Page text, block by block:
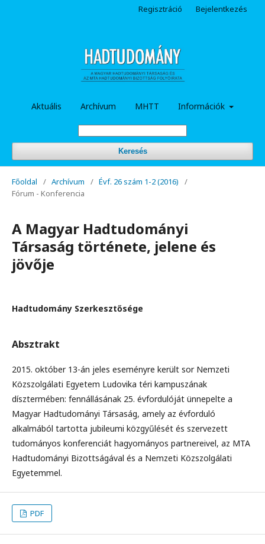
Aktuális Archívum MHTT Információk
Keresés
Regisztráció Bejelentkezés
Főoldal / Archívum / Évf. 26 szám 1-2 (2016)
/
Fórum - Konferencia
A Magyar Hadtudományi
Társaság története, jelene és
jövője
Hadtudomány Szerkesztősége
Absztrakt
2015. október 13-án jeles eseményre került sor Nemzeti
Közszolgálati Egyetem Ludovika téri kampuszának
dísztermében: fennállásának 25. évfordulóját ünnepelte a
Magyar Hadtudományi Társaság, amely az évforduló
alkalmából tartotta jubileumi közgyűlését és szervezett
tudományos konferenciát hagyományos partnereivel, az MTA
Hadtudományi Bizottságával és a Nemzeti Közszolgálati
Egyetemmel.
PDF